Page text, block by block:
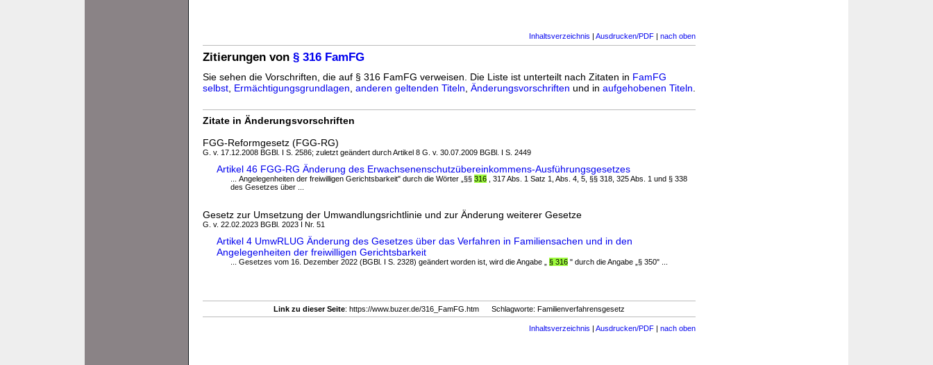
Inhaltsverzeichnis | Ausdrucken/PDF | nach oben
Zitierungen von § 316 FamFG
Sie sehen die Vorschriften, die auf § 316 FamFG verweisen. Die Liste ist unterteilt nach Zitaten in FamFG
selbst Ermächtigungsgrundlagen anderen geltenden Titeln Änderungsvorschriften und in aufgehobenen Titeln
Zitate in Änderungsvorschriften
FGG-Reformgesetz (FGG-RG)
G. v. 17.12.2008 BGBl. I S. 2586; zuletzt geändert durch Artikel 8 G. v. 30.07.2009 BGBl. I S. 2449
Artikel 46 FGG-RG Änderung des Erwachsenenschutzübereinkommens-Ausführungsgesetzes
... Angelegenheiten der freiwilligen Gerichtsbarkeit" durch die Wörter „§§ 316 , 317 Abs. 1 Satz 1, Abs. 4, 5, §§ 318, 325 Abs. 1 und § 338
des Gesetzes über ...
Gesetz zur Umsetzung der Umwandlungsrichtlinie und zur Änderung weiterer Gesetze
G. v. 22.02.2023 BGBl. 2023 I Nr. 51
Artikel 4 UmwRLUG Änderung des Gesetzes über das Verfahren in Familiensachen und in den
Angelegenheiten der freiwilligen Gerichtsbarkeit
... Gesetzes vom 16. Dezember 2022 (BGBl. I S. 2328) geändert worden ist, wird die Angabe „ § 316 " durch die Angabe „§ 350" ...
Link zu dieser Seite: https://www.buzer.de/316_FamFG.htm Schlagworte: Familienverfahrensgesetz
Inhaltsverzeichnis | Ausdrucken/PDF | nach oben